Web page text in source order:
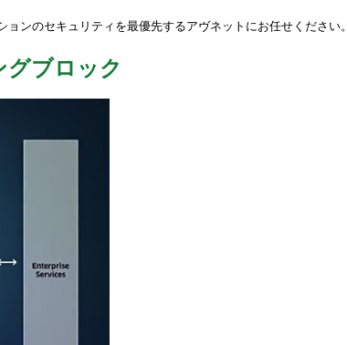
ンのセキュリティを最優先するアヴネットにお任せください。
ブロック